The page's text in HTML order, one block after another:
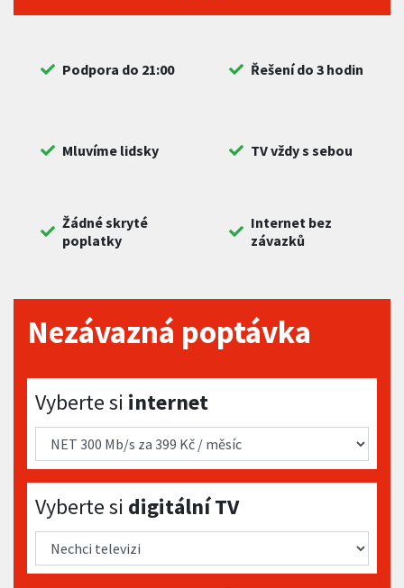
Podpora do 21:00 Řešení do 3 hodin
Mluvíme lidsky TV vždy s sebou
Žádné skryté
poplatky
Internet bez
závazků
Nezávazná poptávka
Vyberte si internet
Vyberte si internet
Vyberte si digitální TV
Vyberte si digitální TV